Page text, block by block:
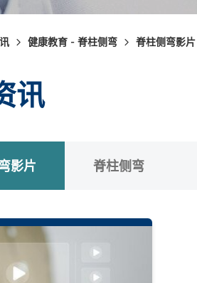
健康教育 - 脊柱侧弯 脊柱侧弯影片
讯
影片 脊柱侧弯